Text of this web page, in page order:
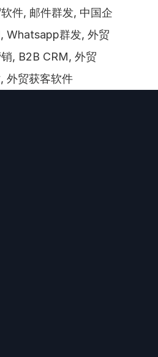
件, 邮件群发, 中国企
Whatsapp群发, 外贸
, B2B CRM, 外贸
外贸获客软件